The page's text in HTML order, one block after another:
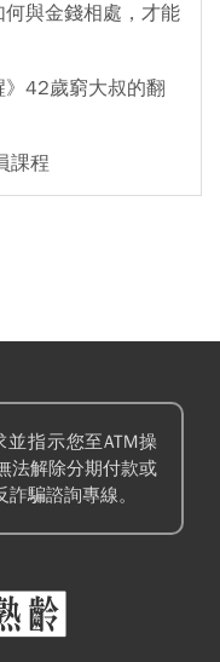
與金錢相處，才能
42歲窮大叔的翻
課程
並指示您至ATM操
法解除分期付款或
騙諮詢專線。